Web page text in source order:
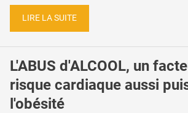
LIRE LA SUITE
L'ABUS d'ALCOOL, un
risque cardiaque aussi
l'obésité